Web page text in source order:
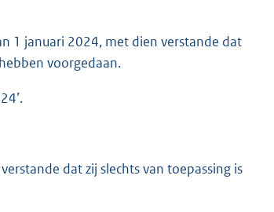
1 januari 2024, met dien verstande dat
voorgedaan.
dat zij slechts van toepassing is